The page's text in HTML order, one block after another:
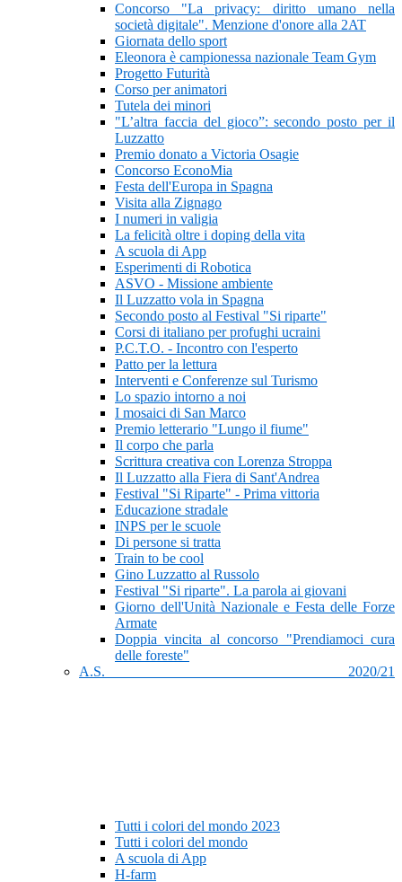
Concorso "La privacy: diritto umano nella
società digitale". Menzione d'onore alla 2AT
Giornata dello sport
Eleonora è campionessa nazionale Team Gym
Progetto Futurità
Corso per animatori
Tutela dei minori
"L’altra faccia del gioco”: secondo posto per il
Luzzatto
Premio donato a Victoria Osagie
Concorso EconoMia
Festa dell'Europa in Spagna
Visita alla Zignago
I numeri in valigia
La felicità oltre i doping della vita
A scuola di App
Esperimenti di Robotica
ASVO - Missione ambiente
Il Luzzatto vola in Spagna
Secondo posto al Festival "Si riparte"
Corsi di italiano per profughi ucraini
P.C.T.O. - Incontro con l'esperto
Patto per la lettura
Interventi e Conferenze sul Turismo
Lo spazio intorno a noi
I mosaici di San Marco
Premio letterario "Lungo il fiume"
Il corpo che parla
Scrittura creativa con Lorenza Stroppa
Il Luzzatto alla Fiera di Sant'Andrea
Festival "Si Riparte" - Prima vittoria
Educazione stradale
INPS per le scuole
Di persone si tratta
Train to be cool
Gino Luzzatto al Russolo
Festival "Si riparte". La parola ai giovani
Giorno dell'Unità Nazionale e Festa delle Forze
Armate
Doppia vincita al concorso "Prendiamoci cura
delle foreste"
A.S. 2020/21
Tutti i colori del mondo 2023
Tutti i colori del mondo
A scuola di App
H-farm